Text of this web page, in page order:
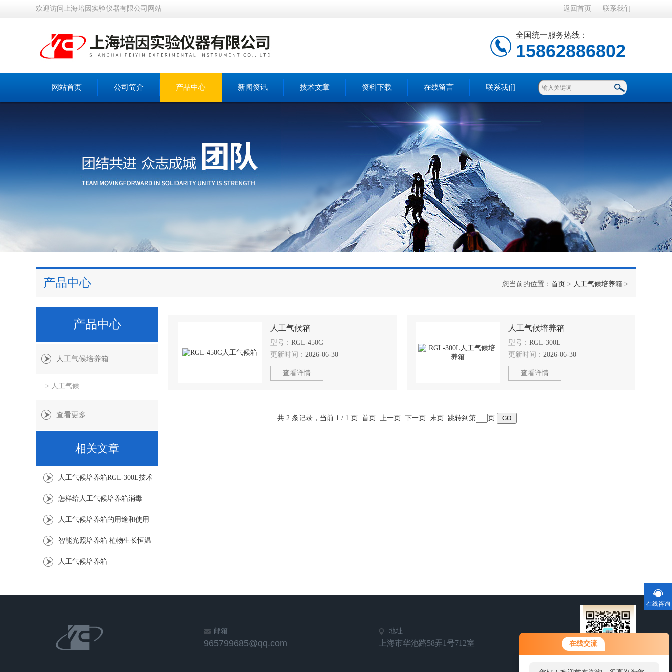
在线交流
欢迎访问上海培因实验仪器有限公司网站 返回首页 联系我们
全国统一服务热线：
15862886802
网站首页 公司简介 产品中心 新闻资讯 技术文章 资料下载 在线留言 联系我们
产品中心 您当前的位置： 首页 > 人工气候培养箱 >
产品中心
人工气候培养箱
> 人工气候
查看更多
相关文章
人工气候培养箱RGL-300L技术
参数及产品介绍
怎样给人工气候培养箱消毒
人工气候培养箱的用途和使用
范围
智能光照培养箱 植物生长恒温
箱 人工气候培养箱
人工气候培养箱
人工气候箱
型号： RGL-450G
更新时间： 2026-06-30
查看详情
人工气候培养箱
型号：RGL-300L
更新时间：2026-06-30
查看详情
共 2 条记录，当前 1 / 1 页 首页 上一页 下一页 末页 跳转到第 页
邮箱
965799685@qq.com
地址
上海市华池路58弄1号712室
在线咨询